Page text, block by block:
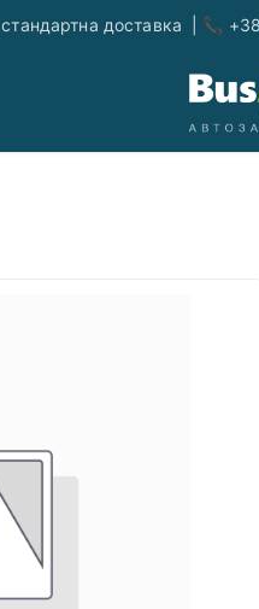
стандартна доставка | 📞
Зв'яжіться з нами